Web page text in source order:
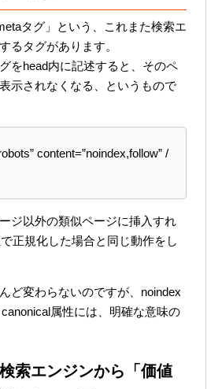
タグ」という、これまた検索エ
るタグがあります。
をhead内に記述すると、そのペ
示されなくなる、というもので
content=”noindex,follow” /
ジ以外の類似ページに挿入すれ
正規化した場合と同じ動作をし
ど変わらないのですが、noindex
属性には、明確な意味の
索エンジンから「価値